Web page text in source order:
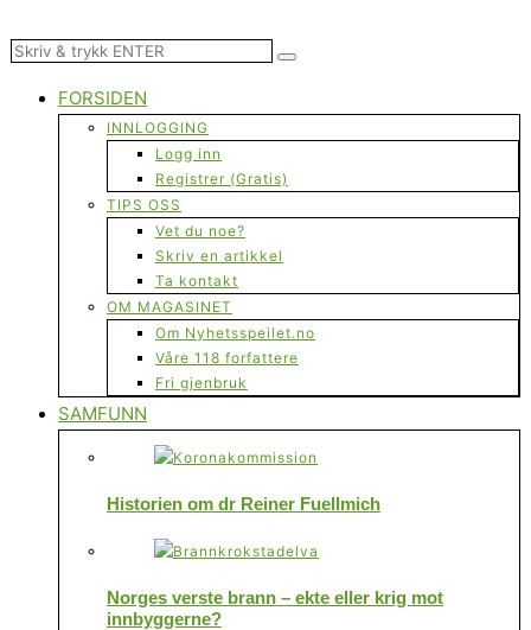
FORSIDEN
INNLOGGING
Logg inn
Registrer (Gratis)
TIPS OSS
Vet du noe?
Skriv en artikkel
Ta kontakt
OM MAGASINET
Om Nyhetsspeilet.no
Våre 118 forfattere
Fri gjenbruk
SAMFUNN
Historien om dr Reiner Fuellmich
Norges verste brann – ekte eller krig mot
innbyggerne?